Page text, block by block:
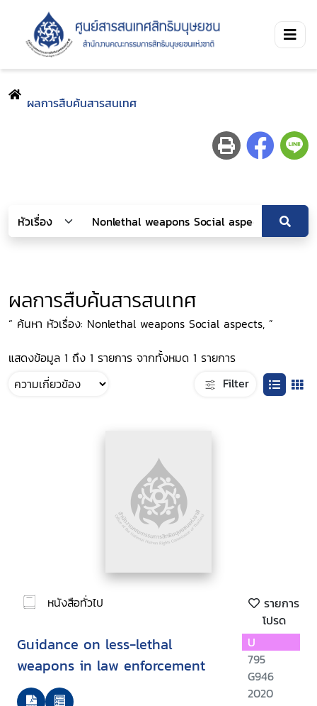
ผลการสืบค้นสารสนเทศ
ผลการสืบค้นสารสนเทศ
“ ค้นหา หัวเรื่อง: Nonlethal weapons Social aspects, ”
แสดงข้อมูล 1 ถึง 1 รายการ จากทั้งหมด 1 รายการ
Filter
หนังสือทั่วไป
รายการ
โปรด
Guidance on less-lethal
weapons in law enforcement
U
795
G946
2020